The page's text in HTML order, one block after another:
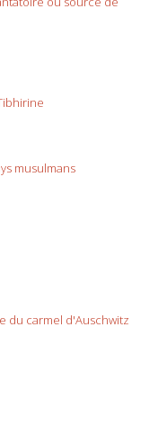
musulmans
du carmel d'Auschwitz